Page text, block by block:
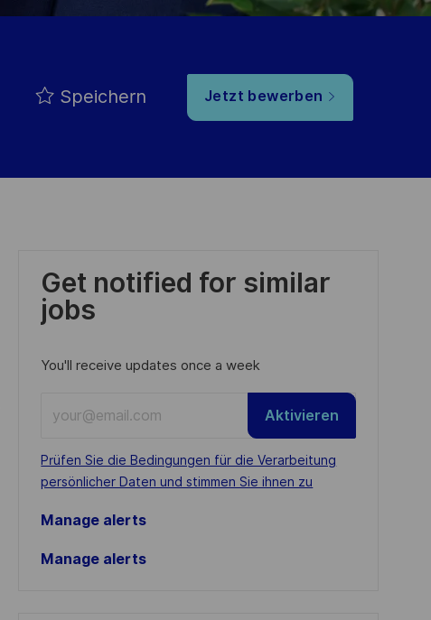
Speichern Jetzt bewerben
Get notified for similar
jobs
You'll receive updates once a week
Email
address
(Required)
Required
Prüfen Sie die Bedingungen für die Verarbeitung
persönlicher Daten und stimmen Sie ihnen zu
Aktivieren
Manage alerts
Manage alerts